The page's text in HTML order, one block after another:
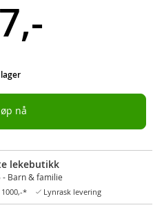
lager
nå
lekebutikk
Barn & familie
* Lynrask levering